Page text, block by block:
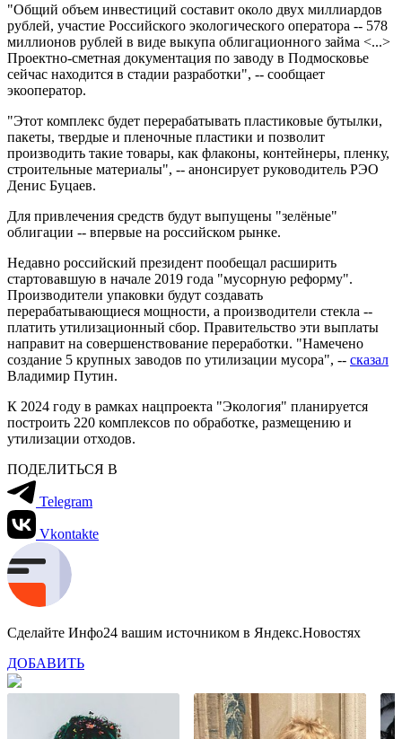
"Общий объем инвестиций составит около двух миллиардов
рублей, участие Российского экологического оператора -- 578
миллионов рублей в виде выкупа облигационного займа <...>
Проектно-сметная документация по заводу в Подмосковье
сейчас находится в стадии разработки", -- сообщает
экооператор.
"Этот комплекс будет перерабатывать пластиковые бутылки,
пакеты, твердые и пленочные пластики и позволит
производить такие товары, как флаконы, контейнеры, пленку,
строительные материалы", -- анонсирует руководитель РЭО
Денис Буцаев.
Для привлечения средств будут выпущены "зелёные"
облигации -- впервые на российском рынке.
Недавно российский президент пообещал расширить
стартовавшую в начале 2019 года "мусорную реформу".
Производители упаковки будут создавать
перерабатывающиеся мощности, а производители стекла --
платить утилизационный сбор. Правительство эти выплаты
направит на совершенствование переработки. "Намечено
создание 5 крупных заводов по утилизации мусора", -- сказал
Владимир Путин.
К 2024 году в рамках нацпроекта "Экология" планируется
построить 220 комплексов по обработке, размещению и
утилизации отходов.
ПОДЕЛИТЬСЯ В
Telegram
Vkontakte
Сделайте Инфо24 вашим источником в Яндекс.Новостях
ДОБАВИТЬ